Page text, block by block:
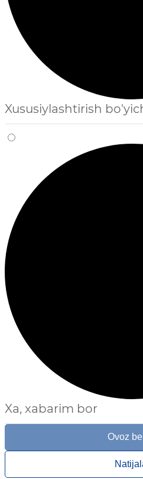
Xususiylashtirish
Xa, xabarim bor
Ovoz